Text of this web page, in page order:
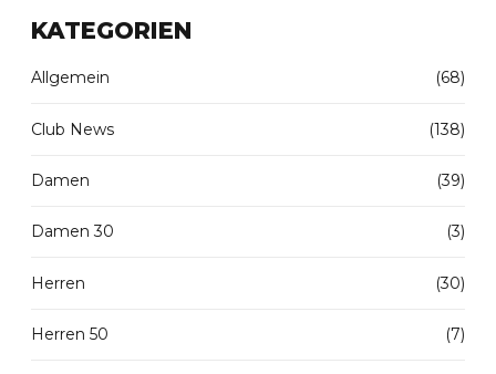
KATEGORIEN
Allgemein (68)
Club News (138)
Damen (39)
Damen 30 (3)
Herren (30)
Herren 50 (7)